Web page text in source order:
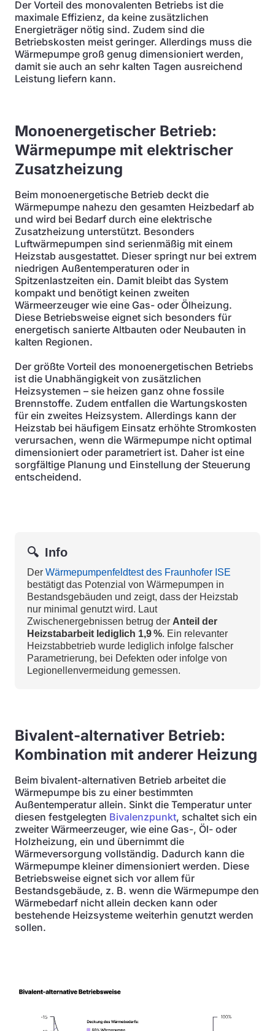
Der Vorteil des monovalenten Betriebs ist die
maximale Effizienz, da keine zusätzlichen
Energieträger nötig sind. Zudem sind die
Betriebskosten meist geringer. Allerdings muss die
Wärmepumpe groß genug dimensioniert werden,
damit sie auch an sehr kalten Tagen ausreichend
Leistung liefern kann.
Monoenergetischer Betrieb:
Wärmepumpe mit elektrischer
Zusatzheizung
Beim monoenergetische Betrieb deckt die
Wärmepumpe nahezu den gesamten Heizbedarf ab
und wird bei Bedarf durch eine elektrische
Zusatzheizung unterstützt. Besonders
Luftwärmepumpen sind serienmäßig mit einem
Heizstab ausgestattet. Dieser springt nur bei extrem
niedrigen Außentemperaturen oder in
Spitzenlastzeiten ein. Damit bleibt das System
kompakt und benötigt keinen zweiten
Wärmeerzeuger wie eine Gas- oder Ölheizung.
Diese Betriebsweise eignet sich besonders für
energetisch sanierte Altbauten oder Neubauten in
kalten Regionen.
Der größte Vorteil des monoenergetischen Betriebs
ist die Unabhängigkeit von zusätzlichen
Heizsystemen – sie heizen ganz ohne fossile
Brennstoffe. Zudem entfallen die Wartungskosten
für ein zweites Heizsystem. Allerdings kann der
Heizstab bei häufigem Einsatz erhöhte Stromkosten
verursachen, wenn die Wärmepumpe nicht optimal
dimensioniert oder parametriert ist. Daher ist eine
sorgfältige Planung und Einstellung der Steuerung
entscheidend.
🔍 Info
Der Wärmepumpenfeldtest des Fraunhofer ISE
bestätigt das Potenzial von Wärmepumpen in
Bestandsgebäuden und zeigt, dass der Heizstab
nur minimal genutzt wird. Laut
Zwischenergebnissen betrug der Anteil der
Heizstabarbeit lediglich 1,9 %. Ein relevanter
Heizstabbetrieb wurde lediglich infolge falscher
Parametrierung, bei Defekten oder infolge von
Legionellenvermeidung gemessen.
Bivalent-alternativer Betrieb:
Kombination mit anderer Heizung
Beim bivalent-alternativen Betrieb arbeitet die
Wärmepumpe bis zu einer bestimmten
Außentemperatur allein. Sinkt die Temperatur unter
diesen festgelegten Bivalenzpunkt, schaltet sich ein
zweiter Wärmeerzeuger, wie eine Gas-, Öl- oder
Holzheizung, ein und übernimmt die
Wärmeversorgung vollständig. Dadurch kann die
Wärmepumpe kleiner dimensioniert werden. Diese
Betriebsweise eignet sich vor allem für
Bestandsgebäude, z. B. wenn die Wärmepumpe den
Wärmebedarf nicht allein decken kann oder
bestehende Heizsysteme weiterhin genutzt werden
sollen.